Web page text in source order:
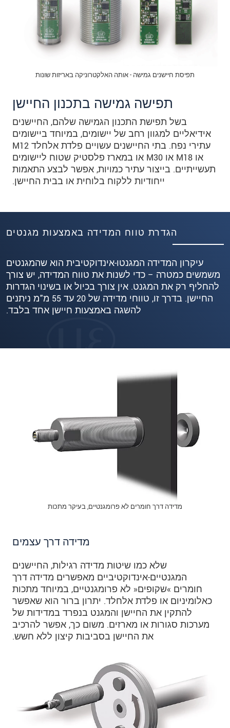
תפישה גמישה בתכנון החיישן
בשל תפישת התכנון הגמישה שלהם, החיישנים
אידיאליים למגוון רחב של יישומים, במיוחד ביישומים
עתירי נפח. בתי החיישנים עשויים פלדת אלחלד M12
או M18 או M30 או במארז פלסטיק שטוח ליישומים
תעשייתיים. בייצור עתיר כמויות, אפשר לבצע התאמות
ייחודיות ללקוח בלוחית או בבית החיישן.
תפיסת חיישנים גמישה - אותה האלקטרוניקה באריזות שונות
הגדרת טווח המדידה באמצעות מגנטים
עיקרון המדידה המגנטו-אינדוקטיבית הוא שהמגנטים
משמשים כמטרה – כדי לשנות את טווח המדידה, יש צורך
להחליף רק את המגנט. אין צורך בכיול או בשינוי הגדרות
החיישן. בדרך זו, טווחי מדידה של 20 עד 55 מ"מ ניתנים
להשגה באמצעות חיישן אחד בלבד.
מדידה דרך חומרים לא פרומגנטיים, בעיקר מתכות
מדידה דרך עצמים
שלא כמו שיטות מדידה רגילות, החיישנים
המגנטיים-אינדוקטיביים מאפשרים מדידה דרך
חומרים »שקופים« לא פרומגנטיים, במיוחד מתכות
כאלומיניום או פלדת אלחלד. יתרון ברור הוא שאפשר
להתקין את החיישן והמגנט בנפרד במדידות של
מערכות סגורות או מארזים. משום כך, אפשר להרכיב
את החיישן בסביבות קיצון ללא חשש.